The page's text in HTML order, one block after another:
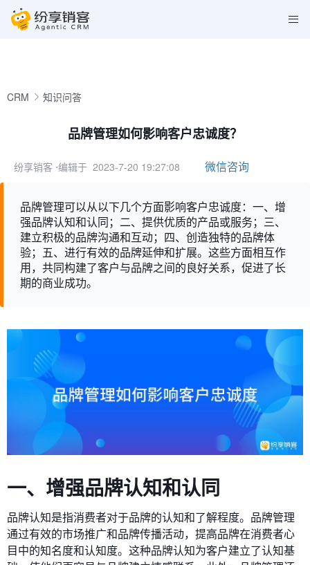
CRM 知识问答
品牌管理如何影响客户忠诚度？
纷享销客 ⋅编辑于 2023-7-20 19:27:08 微信咨询
品牌管理可以从以下几个方面影响客户忠诚度：一、增
强品牌认知和认同；二、提供优质的产品或服务；三、
建立积极的品牌沟通和互动；四、创造独特的品牌体
验；五、进行有效的品牌延伸和扩展。这些方面相互作
用，共同构建了客户与品牌之间的良好关系，促进了长
期的商业成功。
一、增强品牌认知和认同
品牌认知是指消费者对于品牌的认知和了解程度。品牌管理
通过有效的市场推广和品牌传播活动，提高品牌在消费者心
目中的知名度和认知度。这种品牌认知为客户建立了认知基